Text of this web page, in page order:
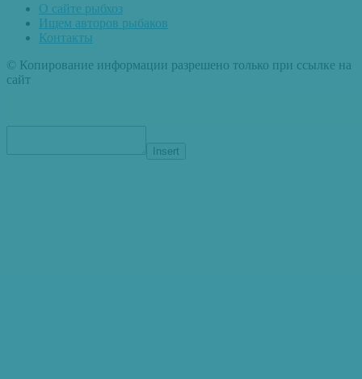
О сайте рыбхоз
Ищем авторов рыбаков
Контакты
© Копирование информации разрешено только при ссылке на
сайт
Insert